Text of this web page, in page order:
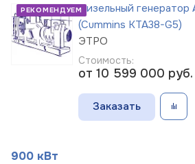
РЕКОМЕНДУЕМДизельный
(Cummins KTA38-G5)
ЭТРО
Стоимость:
от 10 599 000 руб.
Заказать
900 кВт